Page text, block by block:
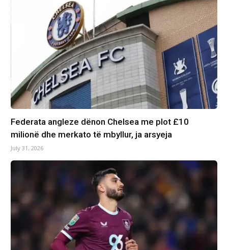
Federata angleze dënon Chelsea me plot £10
milionë dhe merkato të mbyllur, ja arsyeja
July 31, 2026